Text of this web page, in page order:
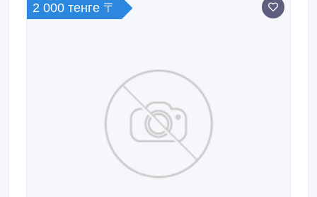
2 000 тенге 〒